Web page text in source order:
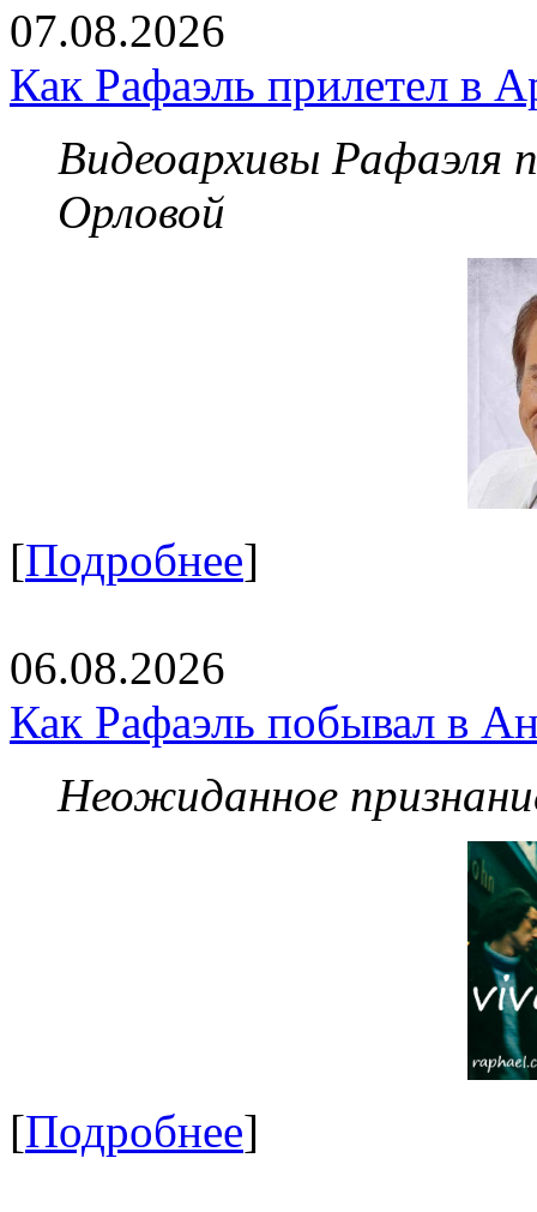
07.08.2026
Как Рафаэль прилетел в
Видеоархивы Рафаэля
Орловой
[Подробнее]
06.08.2026
Как Рафаэль побывал в
Неожиданное
[Подробнее]